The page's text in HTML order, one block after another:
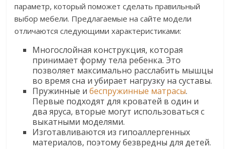
параметр, который поможет сделать правильный
выбор мебели. Предлагаемые на сайте модели
отличаются следующими характеристиками:
Многослойная конструкция, которая
принимает форму тела ребенка. Это
позволяет максимально расслабить мышцы
во время сна и убирает нагрузку на суставы.
Пружинные ибеспружинные матрасы.
Первые подходят для кроватей в один и
два яруса, вторые могут использоваться с
выкатными моделями.
Изготавливаются из гипоаллергенных
материалов, поэтому безвредны для детей.